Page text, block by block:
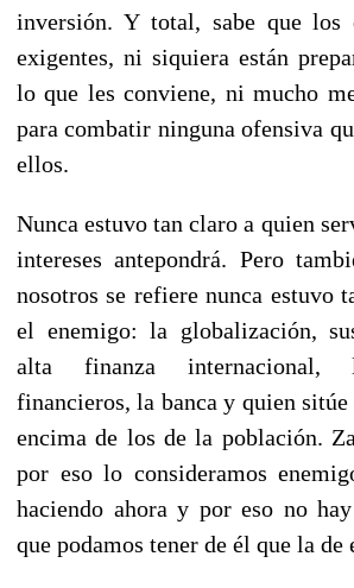
inversión. Y total, sabe que los
exigentes, ni siquiera están
lo que les conviene, ni mucho
para combatir ninguna ofensiva
ellos.
Nunca estuvo tan claro a quien
intereses antepondrá. Pero
nosotros se refiere nunca estuvo
el enemigo: la globalización,
alta finanza internacional,
financieros, la banca y quien sitúe
encima de los de la población.
por eso lo consideramos
haciendo ahora y por eso no
que podamos tener de él que la de